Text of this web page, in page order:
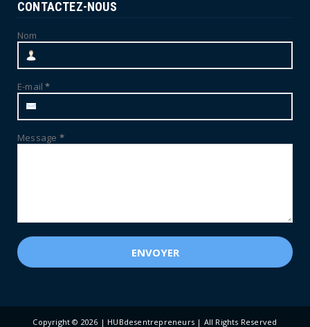
CONTACTEZ-NOUS
Nom
E-mail*
Message *
Copyright © 2026 | HUBdesentrepreneurs | All Rights Reserved